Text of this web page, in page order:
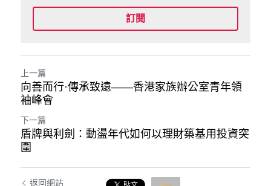
訂閱
上一篇
向善而行·傳承致遠——香港家族辦公室青年領
袖峰會
下一篇
盾牌與利劍：動盪年代如何以理財築基用投資突
圍
返回網站